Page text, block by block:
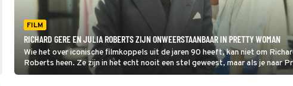
FILM
RICHARD GERE EN JULIA ROBERTS ZIJN ONWEERSTAANBAAR IN PRETTY WOMAN
Wie het over iconische filmkoppels uit de jaren 90 heeft, kan niet om
Roberts heen. Ze zijn in het echt nooit een stel geweest, maar als je naar
Woman kijkt, zou je bijna zeggen van wel.